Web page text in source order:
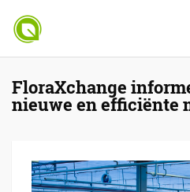
FloraXchange
nieuwe en efficiënte